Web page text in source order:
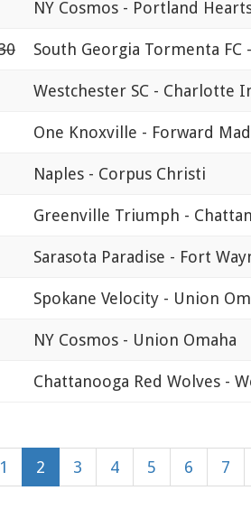
NY Cosmos - Portland
South Georgia Tormenta FC
Westchester SC - Charlotte
One Knoxville - Forward
Naples - Corpus Christi
Greenville Triumph -
Sarasota Paradise - Fort
Spokane Velocity - Union
NY Cosmos - Union Omaha
Chattanooga Red Wolves -
1 2 3 4 5 6 7